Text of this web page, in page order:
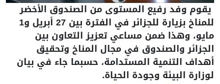
يقوم وفد رفيع المستوى من الصندوق الأخضر
للمناخ بزيارة للجزائر في الفترة بين 27 أبريل و1
مايو، وهذا ضمن مساعي تعزيز التعاون بين
الجزائر والصندوق في مجال المناخ وتحقيق
أهداف التنمية المستدامة، حسبما جاء في بيان
لوزارة البيئة وجودة الحياة.